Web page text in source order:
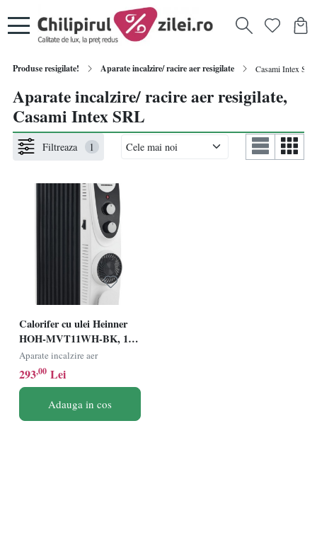
Produse resigilate! Aparate incalzire/ racire aer resigilate Casami Intex SRL
Aparate incalzire/ racire aer resigilate,
Casami Intex SRL
Filtreaza 1
Calorifer cu ulei Heinner
HOH-MVT11WH-BK, 11
elementi, Putere 2300W,
Ventilator turbo, 3 setari de
temperatura, Termostat
ajustabil, Protectie
supraincalzire, Alb/Negru
Aparate incalzire aer
293,00 Lei
Adauga in cos